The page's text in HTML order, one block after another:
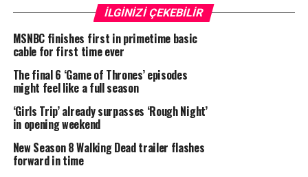
“Duis aute irure dolor in
reprehenderit in voluptate
velit esse cillum dolore eu
fugiat”
Nemo enim ipsam voluptatem quia voluptas sit
aspernatur aut odit aut fugit, sed quia consequuntur
magni dolores eos qui ratione voluptatem sequi
İLGİNİZİ ÇEKEBİLİR
MSNBC finishes first in primetime basic
cable for first time ever
The final 6 ‘Game of Thrones’ episodes
might feel like a full season
‘Girls Trip’ already surpasses ‘Rough Night’
in opening weekend
New Season 8 Walking Dead trailer flashes
forward in time